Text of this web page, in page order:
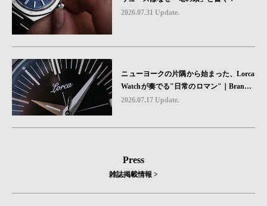
2026.07.31 Update.
ニューヨークの片隅から始まった、Lorca
Watchが奏でる"日常のロマン"｜Brand P
icks #08
2026.07.17 Update.
Press
雑誌掲載情報 >